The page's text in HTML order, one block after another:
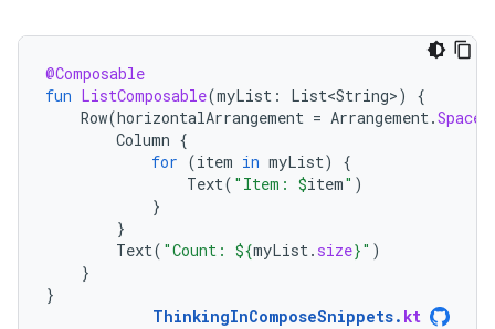
@Composable
fun ListComposable(myList : List<String>)
{
Row(horizontalArrangement = Arrangement.
Column {
for (item in myList)
{
Text( "Item: $item" )
}
}
Text( "Count: ${myList. size}" )
}
}
ThinkingInComposeSnippets. kt